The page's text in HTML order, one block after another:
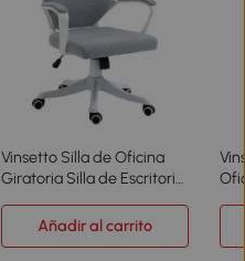
Vinsetto Silla de Oficina
Giratoria Silla de Escritorio
Reposabrazos y Altura
Ajustable para Dormitorio
Añadir al carrito